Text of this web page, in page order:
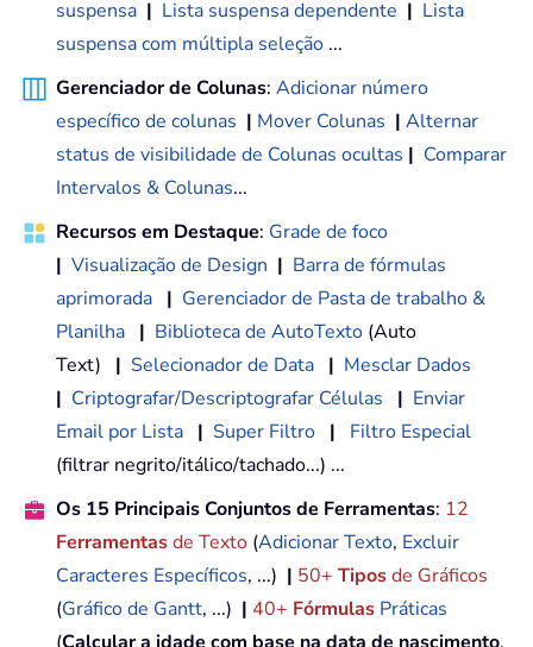
suspensa | Lista suspensa dependente | Lista
suspensa com múltipla seleção ...
Gerenciador de Colunas: Adicionar número
específico de colunas | Mover Colunas | Alternar
status de visibilidade de Colunas ocultas | Comparar
Intervalos & Colunas...
Recursos em Destaque: Grade de foco
| Visualização de Design | Barra de fórmulas
aprimorada | Gerenciador de Pasta de trabalho &
Planilha | Biblioteca de AutoTexto (Auto
Text) | Selecionador de Data | Mesclar Dados
| Criptografar/Descriptografar Células | Enviar
Email por Lista | Super Filtro |
Filtro Especial
(filtrar negrito/itálico/tachado...) ...
Os 15 Principais Conjuntos de Ferramentas: 12
Ferramentasde Texto (Adicionar Texto, Excluir
Caracteres Específicos, ...) | 50+ Tiposde Gráficos
(Gráfico de Gantt, ...) | 40+ Fórmulas Práticas